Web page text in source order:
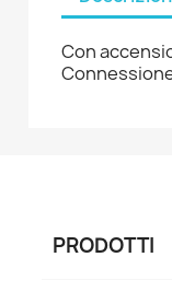
Con
PRODOTTI